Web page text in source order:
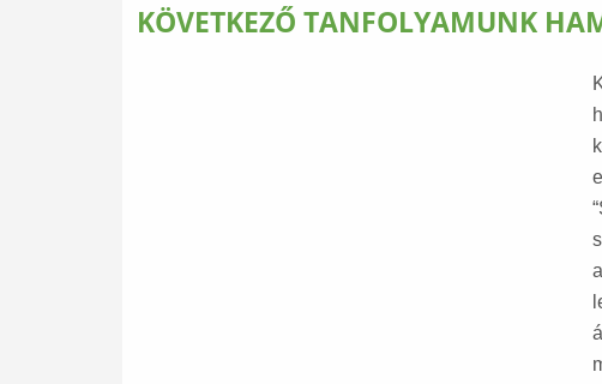
KÖVETKEZŐ TANFOLYAMUNK